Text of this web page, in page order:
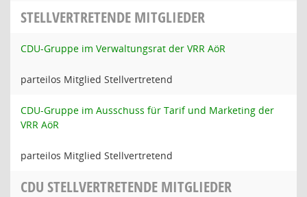
STELLVERTRETENDE MITGLIEDER
CDU-Gruppe im Verwaltungsrat der VRR AöR
parteilos Mitglied Stellvertretend
CDU-Gruppe im Ausschuss für Tarif und Marketing der
VRR AöR
parteilos Mitglied Stellvertretend
CDU STELLVERTRETENDE MITGLIEDER